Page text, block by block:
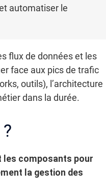
automatiser le
flux de données et les
face aux pics de trafic
outils), l’architecture
dans la durée.
les composants pour
la gestion des